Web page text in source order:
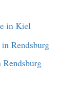
in Kiel
Rendsburg